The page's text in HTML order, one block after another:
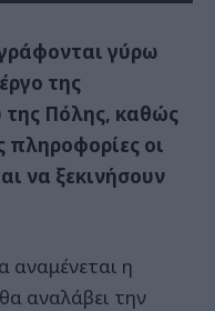
γύρω
της
της Πόλης, καθώς
πληροφορίες οι
να ξεκινήσουν
αναμένεται η
αναλάβει την